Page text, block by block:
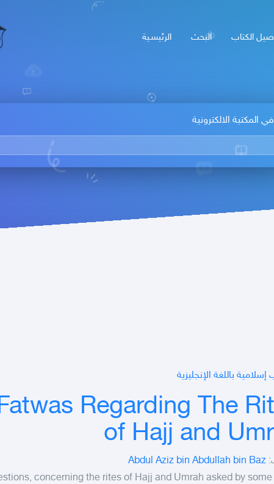
الرئيسـية البحث الكتاب
المكتبة الالكترونية
إسلامية باللغة الإنجليزية
Regarding The
of Hajj and
Abdul Aziz bin Abdullah bin Baz
concerning the rites of Hajj and Umrah asked by